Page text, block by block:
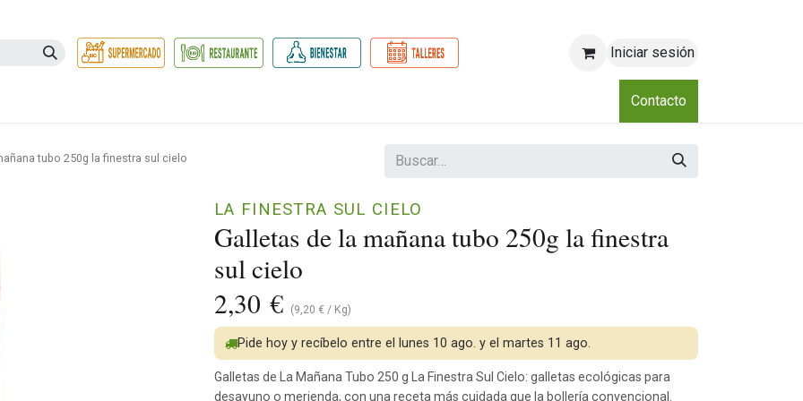
Iniciar sesión
Club
Contacto
tubo 250g la finestra sul cielo
Galletas de la mañana tubo 250g la finestra
sul cielo
LA FINESTRA SUL CIELO
2,30 € (9,20 € / Kg)
Pide hoy y recíbelo entre el lunes 10 ago. y el martes 11 ago.
Galletas de La Mañana Tubo 250 g La Finestra Sul Cielo: galletas ecológicas para
desayuno o merienda, con una receta más cuidada que la bollería convencional.